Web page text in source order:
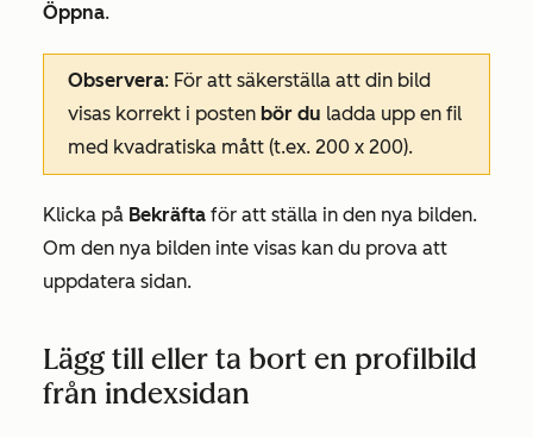
Öppna.
Observera: För att säkerställa att din bild
visas korrekt i posten bör du ladda upp en fil
med kvadratiska mått (t.ex. 200 x 200).
Klicka på Bekräfta för att ställa in den nya bilden.
Om den nya bilden inte visas kan du prova att
uppdatera sidan.
Lägg till eller ta bort en profilbild
från indexsidan